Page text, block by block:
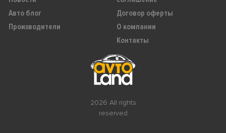
2026 All rights
reserved
Авто блог
Производители
Договор оферты
О компании
Контакты